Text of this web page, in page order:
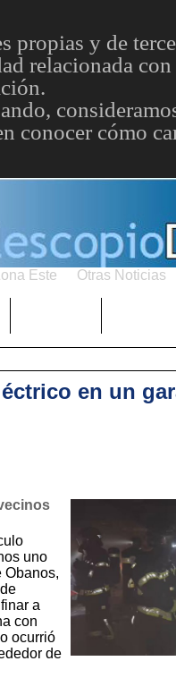
propias y de
relacionada
conocer cómo
Este Otras Noticias
en un
uno
Obanos,
a
con
ocurrió
de